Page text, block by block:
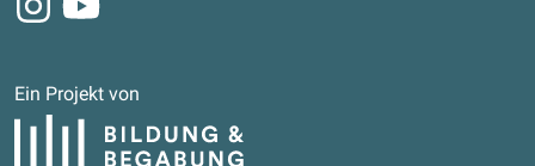
Ein Projekt von
Bildung und Begabung